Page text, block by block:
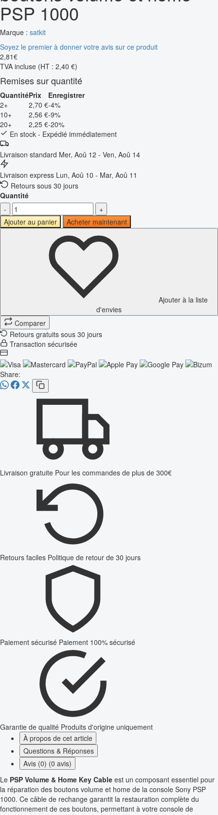
PSP 1000
Marque : satkit
Soyez le premier à donner votre avis sur ce produit
2,81€
TVA incluse (HT : 2,40 €)
Remises sur quantité
QuantitéPrix
Enregistrer
2+
2,70 €-4%
10+
2,56 €-9%
20+
2,25 €-20%
En stock - Expédié immédiatement
Livraison standard Mer, Aoû 12 - Ven, Aoû 14
Livraison express Lun, Aoû 10 - Mar, Aoû 11
Retours sous 30 jours
Quantité
-
+
Ajouter au panier
Acheter maintenant
Ajouter à la liste
d'envies
Comparer
Retours gratuits sous 30 jours
Transaction sécurisée
Share:
Livraison gratuite Pour les commandes de plus de 300€
Retours faciles Politique de retour de 30 jours
Paiement sécurisé Paiement 100% sécurisé
Garantie de qualité Produits d'origine uniquement
À propos de cet article
Questions & Réponses
Avis (0) (0 avis)
Le PSP Volume & Home Key Cable est un composant essentiel pour
la réparation des boutons volume et home de la console Sony PSP
1000. Ce câble de rechange garantit la restauration complète du
fonctionnement de ces boutons, permettant à votre console de